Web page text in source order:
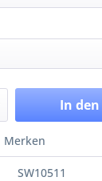
In den
Merken
SW10511